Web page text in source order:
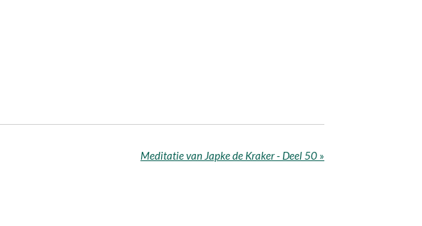
Meditatie van Japke de Kraker - Deel 50 »